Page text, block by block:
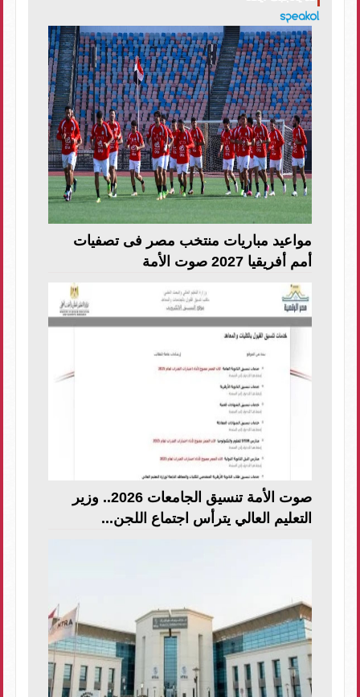
مواعيد مباريات منتخب مصر فى تصفيات
أمم أفريقيا 2027 صوت الأمة
صوت الأمة تنسيق الجامعات 2026.. وزير
التعليم العالي يترأس اجتماع اللجن...